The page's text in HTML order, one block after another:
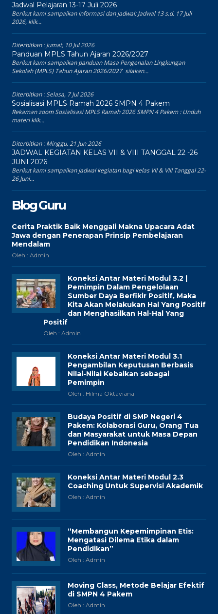
Jadwal Pelajaran 13-17 Juli 2026
Berikut kami sampaikan informasi dan jadwal: Jadwal 13 s.d. 17 Juli
2026, klik...
Diterbitkan :Jumat, 10 Jul 2026
Panduan MPLS Tahun Ajaran 2026/2027
Berikut kami sampaikan panduan Masa Pengenalan Lingkungan
Sekolah (MPLS) Tahun Ajaran 2026/2027 silakan...
Diterbitkan :Selasa, 7 Jul 2026
Sosialisasi MPLS Ramah 2026 SMPN 4 Pakem
Rekaman zoom Sosialisasi MPLS Ramah 2026 SMPN 4 Pakem : Unduh
materi klik...
Diterbitkan :Minggu, 21 Jun 2026
JADWAL KEGIATAN KELAS VII & VIII TANGGAL 22 -26
JUNI 2026
Berikut kami sampaikan jadwal kegiatan bagi kelas VII & VIII Tanggal 22-
26 Juni...
Blog Guru
Cerita Praktik Baik Menggali Makna Upacara Adat
Jawa dengan Penerapan Prinsip Pembelajaran
Mendalam
Oleh : Admin
Koneksi Antar Materi Modul 3.2 |
Pemimpin Dalam Pengelolaan
Sumber Daya Berfikir Positif, Maka
Kita Akan Melakukan Hal Yang Positif
dan Menghasilkan Hal-Hal Yang
Positif
Oleh : Admin
Koneksi Antar Materi Modul 3.1
Pengambilan Keputusan Berbasis
Nilai-Nilai Kebaikan sebagai
Pemimpin
Oleh : Hilma Oktaviana
Budaya Positif di SMP Negeri 4
Pakem: Kolaborasi Guru, Orang Tua
dan Masyarakat untuk Masa Depan
Pendidikan Indonesia
Oleh : Admin
Koneksi Antar Materi Modul 2.3
Coaching Untuk Supervisi Akademik
Oleh : Admin
“Membangun Kepemimpinan Etis:
Mengatasi Dilema Etika dalam
Pendidikan”
Oleh : Admin
Moving Class, Metode Belajar Efektif
di SMPN 4 Pakem
Oleh : Admin